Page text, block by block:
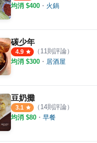
均消 $400 ・ 火鍋
碳少年
4.9 （ 11則評論）
均消 $300 ・ 居酒屋
豆奶攤
3.1 （ 14則評論）
均消 $80 ・ 早餐